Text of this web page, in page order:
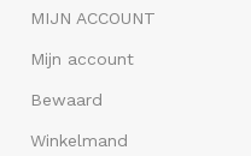
MIJN ACCOUNT
Mijn account
Bewaard
Winkelmand